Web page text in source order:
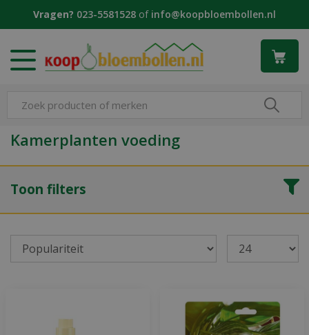
Vragen? 023-5581528 of info@koopbloembollen.nl
Kamerplanten voeding
Toon filters